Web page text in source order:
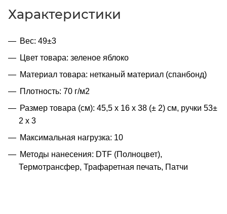
Характеристики
Вес: 49±3
Цвет товара: зеленое яблоко
Материал товара: нетканый материал (спанбонд)
Плотность: 70 г/м2
Размер товара (см): 45,5 х 16 х 38 (± 2) см, ручки 53±
2 х 3
Максимальная нагрузка: 10
Методы нанесения: DTF (Полноцвет),
Термотрансфер, Трафаретная печать, Патчи